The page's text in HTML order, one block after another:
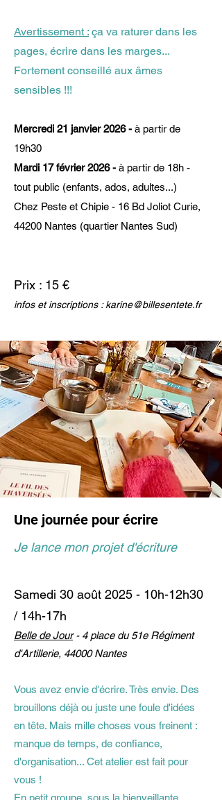
Avertissement : ça va raturer dans les
pages, écrire dans les marges...
Fortement conseillé aux âmes
sensibles !!!
Mercredi 21 janvier 2026 - à partir de
19h30
Mardi 17 février 2026 - à partir de 18h -
tout public (enfants, ados, adultes...)
Chez Peste et Chipie - 16 Bd Joliot Curie,
44200 Nantes (quartier Nantes Sud)
Prix : 15 €
infos et inscriptions :karine@billesentete.fr
Une journée pour écrire
Je lance mon projet d'écriture
Samedi 30 août 2025 - 10h-12h30
/ 14h-17h
Belle de Jour- 4 place du 51e Régiment
d'Artillerie, 44000 Nantes
Vous avez envie d'écrire. Très envie. Des
brouillons déjà ou juste une foule d'idées
en tête. Mais mille choses vous freinent :
manque de temps, de confiance,
d'organisation... Cet atelier est fait pour
vous !
En petit groupe, sous la bienveillante